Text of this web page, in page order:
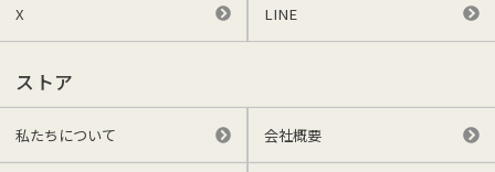
X LINE
ストア
私たちについて 会社概要